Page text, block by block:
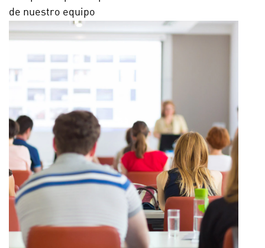
de nuestro equipo